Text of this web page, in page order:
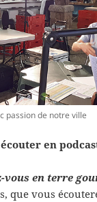
passion de notre ville
en
vous en terre
que vous